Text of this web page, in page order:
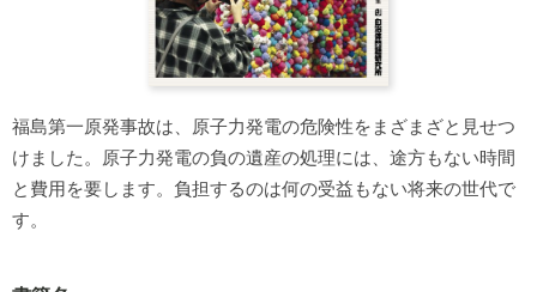
福島第一原発事故は、原子力発電の危険性をまざまざと見せつ
けました。原子力発電の負の遺産の処理には、途方もない時間
と費用を要します。負担するのは何の受益もない将来の世代で
す。